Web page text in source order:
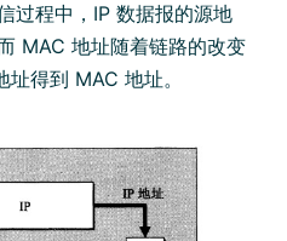
过程中，IP 数据报的源地
MAC 地址随着链路的改变
得到 MAC 地址。